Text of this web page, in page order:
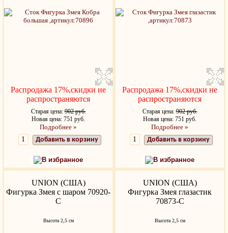
Распродажа 17%,скидки не
распространяются
Старая цена:902 руб.
Новая цена: 751 руб.
Подробнее »
Добавить в корзину
В избранное
Распродажа 17%,скидки не
распространяются
Старая цена:902 руб.
Новая цена: 751 руб.
Подробнее »
Добавить в корзину
В избранное
UNION (США)
Фигурка Змея с шаром 70920-
С
Высота 2,5 см
UNION (США)
Фигурка Змея глазастик
70873-С
Высота 2,5 см